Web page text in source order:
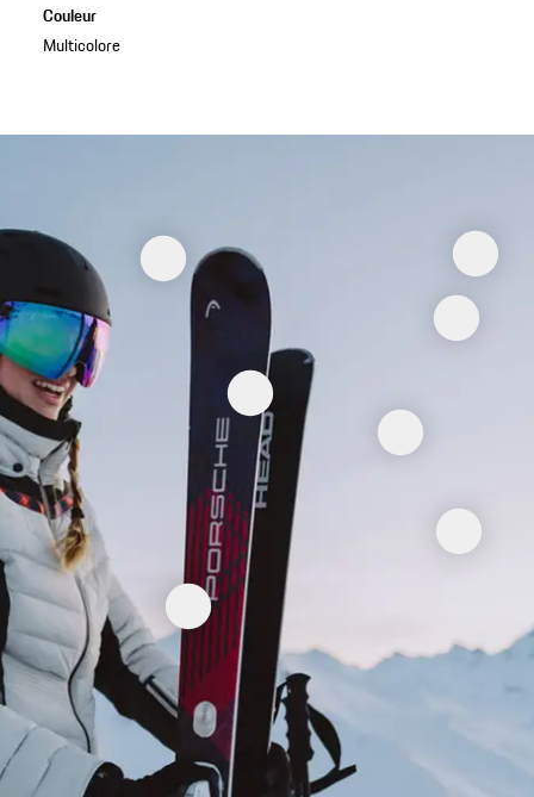
Couleur
Multicolore